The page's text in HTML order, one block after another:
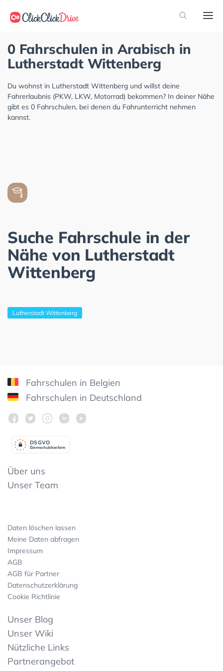
0 Fahrschulen in Arabisch in
Lutherstadt Wittenberg
Du wohnst in Lutherstadt Wittenberg und willst deine
Fahrerlaubnis (PKW, LKW, Motorrad) bekommen? In deiner Nähe
gibt es 0 Fahrschulen, bei denen du Fahrunterricht nehmen
kannst.
Suche Fahrschule in der
Nähe von Lutherstadt
Wittenberg
Lutherstadt Wittenberg
Fahrschulen in Belgien
Fahrschulen in Deutschland
Datenschutzkonform
DSGVO
Über uns
Unser Team
Daten löschen lassen
Meine Daten abfragen
Impressum
AGB
AGB für Partner
Datenschutzerklärung
Cookie Richtlinie
Unser Blog
Unser Wiki
Nützliche Links
Partnerangebot